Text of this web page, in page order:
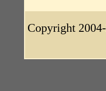
Copyright